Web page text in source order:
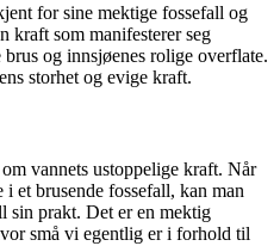
for sine mektige fossefall og
kraft som manifesterer seg
og innsjøenes rolige overflate.
storhet og evige kraft.
vannets ustoppelige kraft. Når
et brusende fossefall, kan man
sin prakt. Det er en mektig
små vi egentlig er i forhold til